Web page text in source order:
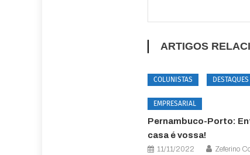
ARTIGOS
COLUNISTAS DESTAQUES
EMPRESARIAL
Pernambuco-Porto:
casa é vossa!
11/11/2022 Zeferino